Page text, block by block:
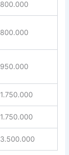
800.000
800.000
950.000
1.750.000
1.750.000
3.500.000